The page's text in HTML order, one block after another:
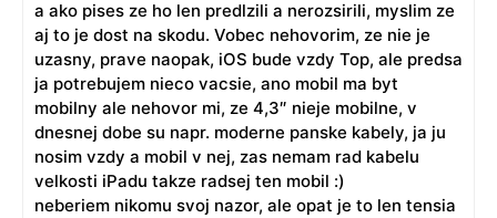
a ako pises ze ho len predlzili a nerozsirili, myslim ze
aj to je dost na skodu. Vobec nehovorim, ze nie je
uzasny, prave naopak, iOS bude vzdy Top, ale predsa
ja potrebujem nieco vacsie, ano mobil ma byt
mobilny ale nehovor mi, ze 4,3″ nieje mobilne, v
dnesnej dobe su napr. moderne panske kabely, ja ju
nosim vzdy a mobil v nej, zas nemam rad kabelu
velkosti iPadu takze radsej ten mobil :)
neberiem nikomu svoj nazor, ale opat je to len tensia